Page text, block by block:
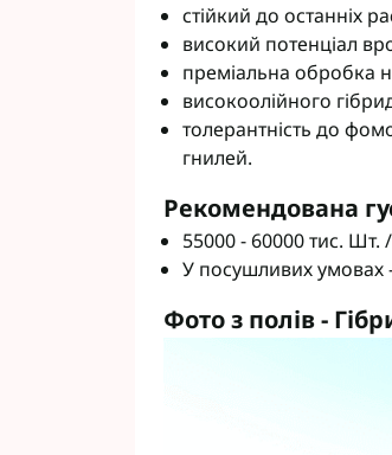
стійкий до останніх
високий потенціал
преміальна обробка
високоолійного
толерантність до
гнилей.
Рекомендована
55000 - 60000 тис. Шт.
У посушливих умовах
Фото з полів -